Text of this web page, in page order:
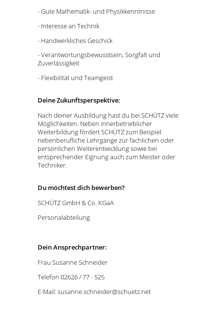
- Gute Mathematik- und Physikkenntnisse
- Interesse an Technik
- Handwerkliches Geschick
- Verantwortungsbewusstsein, Sorgfalt und
Zuverlässigkeit
- Flexibilität und Teamgeist
Deine Zukunftsperspektive:
Nach deiner Ausbildung hast du bei SCHÜTZ viele
Möglichkeiten. Neben innerbetrieblicher
Weiterbildung fördert SCHÜTZ zum Beispiel
nebenberufliche Lehrgänge zur fachlichen oder
persönlichen Weiterentwicklung sowie bei
entsprechender Eignung auch zum Meister oder
Techniker.
Du möchtest dich bewerben?
SCHÜTZ GmbH & Co. KGaA
Personalabteilung
Dein Ansprechpartner:
Frau Susanne Schneider
Telefon 02626 / 77 - 525
E-Mail: susanne.schneider@schuetz.net